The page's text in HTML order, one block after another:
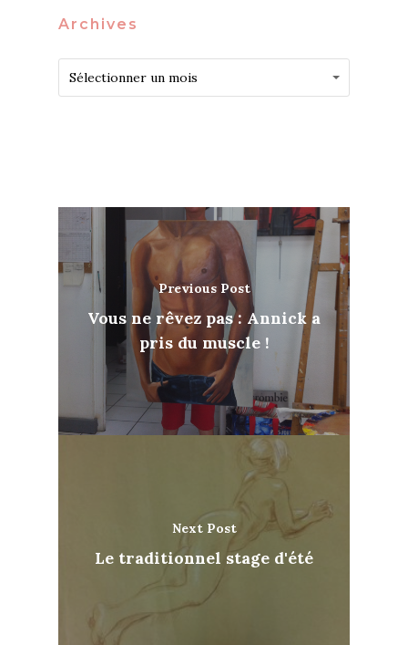
Archives
Archives
Sélectionner un mois
Archives
Previous Post
Vous ne rêvez pas : Annick a
pris du muscle !
Next Post
Le traditionnel stage d'été